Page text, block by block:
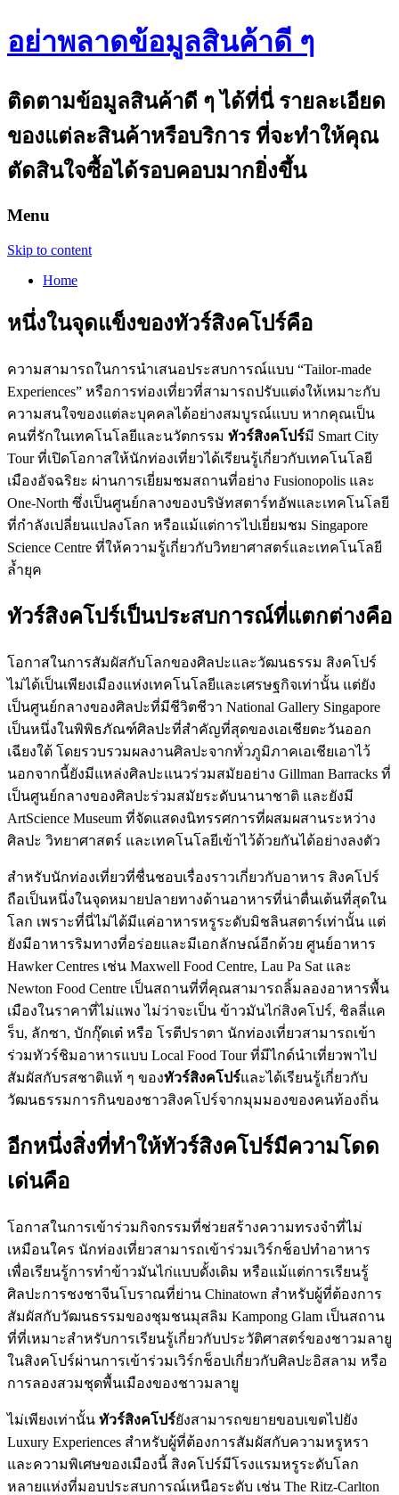
อย่าพลาดข้อมูลสินค้าดี ๆ
ติดตามข้อมูลสินค้าดี ๆ ได้ที่นี่ รายละเอียด
ของแต่ละสินค้าหรือบริการ ที่จะทำให้คุณ
ตัดสินใจซื้อได้รอบคอบมากยิ่งขึ้น
Menu
Skip to content
Home
หนึ่งในจุดแข็งของทัวร์สิงคโปร์คือ
ความสามารถในการนำเสนอประสบการณ์แบบ “Tailor-made
Experiences” หรือการท่องเที่ยวที่สามารถปรับแต่งให้เหมาะกับ
ความสนใจของแต่ละบุคคลได้อย่างสมบูรณ์แบบ หากคุณเป็น
คนที่รักในเทคโนโลยีและนวัตกรรม ทัวร์สิงคโปร์มี Smart City
Tour ที่เปิดโอกาสให้นักท่องเที่ยวได้เรียนรู้เกี่ยวกับเทคโนโลยี
เมืองอัจฉริยะ ผ่านการเยี่ยมชมสถานที่อย่าง Fusionopolis และ
One-North ซึ่งเป็นศูนย์กลางของบริษัทสตาร์ทอัพและเทคโนโลยี
ที่กำลังเปลี่ยนแปลงโลก หรือแม้แต่การไปเยี่ยมชม Singapore
Science Centre ที่ให้ความรู้เกี่ยวกับวิทยาศาสตร์และเทคโนโลยี
ล้ำยุค
ทัวร์สิงคโปร์เป็นประสบการณ์ที่แตกต่างคือ
โอกาสในการสัมผัสกับโลกของศิลปะและวัฒนธรรม สิงคโปร์
ไม่ได้เป็นเพียงเมืองแห่งเทคโนโลยีและเศรษฐกิจเท่านั้น แต่ยัง
เป็นศูนย์กลางของศิลปะที่มีชีวิตชีวา National Gallery Singapore
เป็นหนึ่งในพิพิธภัณฑ์ศิลปะที่สำคัญที่สุดของเอเชียตะวันออก
เฉียงใต้ โดยรวบรวมผลงานศิลปะจากทั่วภูมิภาคเอเชียเอาไว้
นอกจากนี้ยังมีแหล่งศิลปะแนวร่วมสมัยอย่าง Gillman Barracks ที่
เป็นศูนย์กลางของศิลปะร่วมสมัยระดับนานาชาติ และยังมี
ArtScience Museum ที่จัดแสดงนิทรรศการที่ผสมผสานระหว่าง
ศิลปะ วิทยาศาสตร์ และเทคโนโลยีเข้าไว้ด้วยกันได้อย่างลงตัว
สำหรับนักท่องเที่ยวที่ชื่นชอบเรื่องราวเกี่ยวกับอาหาร สิงคโปร์
ถือเป็นหนึ่งในจุดหมายปลายทางด้านอาหารที่น่าตื่นเต้นที่สุดใน
โลก เพราะที่นี่ไม่ได้มีแค่อาหารหรูระดับมิชลินสตาร์เท่านั้น แต่
ยังมีอาหารริมทางที่อร่อยและมีเอกลักษณ์อีกด้วย ศูนย์อาหาร
Hawker Centres เช่น Maxwell Food Centre, Lau Pa Sat และ
Newton Food Centre เป็นสถานที่ที่คุณสามารถลิ้มลองอาหารพื้น
เมืองในราคาที่ไม่แพง ไม่ว่าจะเป็น ข้าวมันไก่สิงคโปร์, ชิลลี่แค
ร็บ, ลักซา, บักกุ๊ดเต๋ หรือ โรตีปราตา นักท่องเที่ยวสามารถเข้า
ร่วมทัวร์ชิมอาหารแบบ Local Food Tour ที่มีไกด์นำเที่ยวพาไป
สัมผัสกับรสชาติแท้ ๆ ของทัวร์สิงคโปร์และได้เรียนรู้เกี่ยวกับ
วัฒนธรรมการกินของชาวสิงคโปร์จากมุมมองของคนท้องถิ่น
อีกหนึ่งสิ่งที่ทำให้ทัวร์สิงคโปร์มีความโดด
เด่นคือ
โอกาสในการเข้าร่วมกิจกรรมที่ช่วยสร้างความทรงจำที่ไม่
เหมือนใคร นักท่องเที่ยวสามารถเข้าร่วมเวิร์กช็อปทำอาหาร
เพื่อเรียนรู้การทำข้าวมันไก่แบบดั้งเดิม หรือแม้แต่การเรียนรู้
ศิลปะการชงชาจีนโบราณที่ย่าน Chinatown สำหรับผู้ที่ต้องการ
สัมผัสกับวัฒนธรรมของชุมชนมุสลิม Kampong Glam เป็นสถาน
ที่ที่เหมาะสำหรับการเรียนรู้เกี่ยวกับประวัติศาสตร์ของชาวมลายู
ในสิงคโปร์ผ่านการเข้าร่วมเวิร์กช็อปเกี่ยวกับศิลปะอิสลาม หรือ
การลองสวมชุดพื้นเมืองของชาวมลายู
ไม่เพียงเท่านั้น ทัวร์สิงคโปร์ยังสามารถขยายขอบเขตไปยัง
Luxury Experiences สำหรับผู้ที่ต้องการสัมผัสกับความหรูหรา
และความพิเศษของเมืองนี้ สิงคโปร์มีโรงแรมหรูระดับโลก
หลายแห่งที่มอบประสบการณ์เหนือระดับ เช่น The Ritz-Carlton